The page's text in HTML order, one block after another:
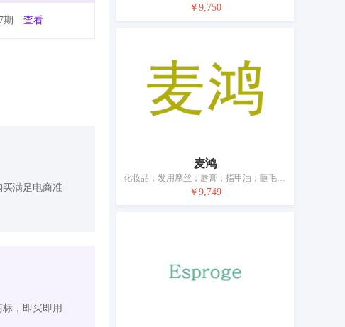
期 查看
满足电商准
，即买即用
￥9,750
麦鸿
化妆品；发用摩丝；唇膏；指甲油；睫毛膏；祛斑霜；美容面膜；防皱霜；香水；空气芳香剂
￥9,749